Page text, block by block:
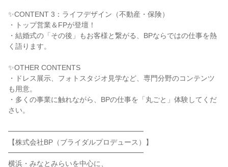
✨CONTENT 3：ライフデザイン（不動産・保険）
・トップ営業＆FPが登壇！
・結婚式の「その後」もお客様と繋がる、BPならではの仕事を熱
く語ります。
✨OTHER CONTENTS
・ドレス展示、フォトスタジオ見学など、専門分野のコンテンツ
も用意。
・多くの事業に触れながら、BPの仕事を「丸ごと」体験してくだ
さい。
━━━━━━━━━━━━━━━━━━━
【株式会社BP（ブライダルプロデュース）】
━━━━━━━━━━━━━━━━━━━
横浜・みなとみらいを中心に、